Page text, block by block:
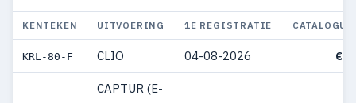
KENTEKEN UITVOERING 1E REGISTRATIE
KRL-80-F CLIO 04-08-2026 €
CAPTUR (E-